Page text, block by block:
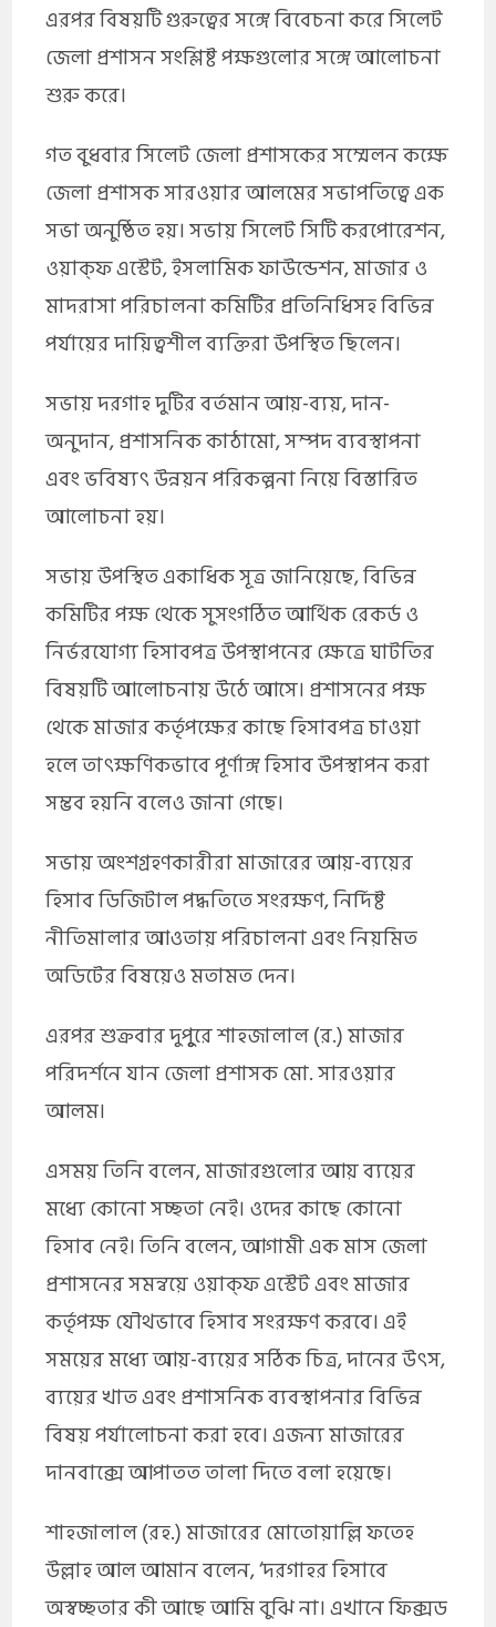
এরপর বিষয়টি গুরুত্বের সঙ্গে বিবেচনা করে সিলেট
জেলা প্রশাসন সংশ্লিষ্ট পক্ষগুলোর সঙ্গে আলোচনা
শুরু করে।
গত বুধবার সিলেট জেলা প্রশাসকের সম্মেলন কক্ষে
জেলা প্রশাসক সারওয়ার আলমের সভাপতিত্বে এক
সভা অনুষ্ঠিত হয়। সভায় সিলেট সিটি করপোরেশন,
ওয়াক্ফ এস্টেট, ইসলামিক ফাউন্ডেশন, মাজার ও
মাদরাসা পরিচালনা কমিটির প্রতিনিধিসহ বিভিন্ন
পর্যায়ের দায়িত্বশীল ব্যক্তিরা উপস্থিত ছিলেন।
সভায় দরগাহ দুটির বর্তমান আয়-ব্যয়, দান-
অনুদান, প্রশাসনিক কাঠামো, সম্পদ ব্যবস্থাপনা
এবং ভবিষ্যৎ উন্নয়ন পরিকল্পনা নিয়ে বিস্তারিত
আলোচনা হয়।
সভায় উপস্থিত একাধিক সূত্র জানিয়েছে, বিভিন্ন
কমিটির পক্ষ থেকে সুসংগঠিত আর্থিক রেকর্ড ও
নির্ভরযোগ্য হিসাবপত্র উপস্থাপনের ক্ষেত্রে ঘাটতির
বিষয়টি আলোচনায় উঠে আসে। প্রশাসনের পক্ষ
থেকে মাজার কর্তৃপক্ষের কাছে হিসাবপত্র চাওয়া
হলে তাৎক্ষণিকভাবে পূর্ণাঙ্গ হিসাব উপস্থাপন করা
সম্ভব হয়নি বলেও জানা গেছে।
সভায় অংশগ্রহণকারীরা মাজারের আয়-ব্যয়ের
হিসাব ডিজিটাল পদ্ধতিতে সংরক্ষণ, নির্দিষ্ট
নীতিমালার আওতায় পরিচালনা এবং নিয়মিত
অডিটের বিষয়েও মতামত দেন।
এরপর শুক্রবার দুপুুরে শাহজালাল (র.) মাজার
পরিদর্শনে যান জেলা প্রশাসক মো. সারওয়ার
আলম।
এসময় তিনি বলেন, মাজারগুলোর আয় ব্যয়ের
মধ্যে কোনো সচ্ছতা নেই। ওদের কাছে কোনো
হিসাব নেই। তিনি বলেন, আগামী এক মাস জেলা
প্রশাসনের সমন্বয়ে ওয়াক্ফ এস্টেট এবং মাজার
কর্তৃপক্ষ যৌথভাবে হিসাব সংরক্ষণ করবে। এই
সময়ের মধ্যে আয়-ব্যয়ের সঠিক চিত্র, দানের উৎস,
ব্যয়ের খাত এবং প্রশাসনিক ব্যবস্থাপনার বিভিন্ন
বিষয় পর্যালোচনা করা হবে। এজন্য মাজারের
দানবাক্সে আপাতত তালা দিতে বলা হয়েছে।
শাহজালাল (রহ.) মাজারের মোতোয়াল্লি ফতেহ
উল্লাহ আল আমান বলেন, ‘দরগাহর হিসাবে
অস্বচ্ছতার কী আছে আমি বুঝি না। এখানে ফিক্সড